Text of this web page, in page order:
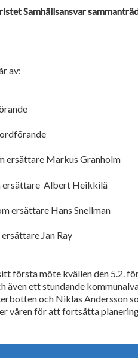
Samhällsansvar
av:
ersättare Markus Granholm
ersättare Albert Heikkilä
ersättare Hans Snellman
Jan Ray
första möte kvällen den 5.2.
även ett stundande
och Niklas Andersson
våren för att fortsätta